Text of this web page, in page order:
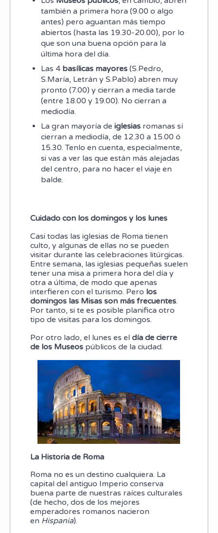
también a primera hora (9.00 o algo
antes) pero aguantan más tiempo
abiertos (hasta las 19.30-20.00), por lo
que son una buena opción para la
última hora del día.
Las 4 basílicas mayores(S.Pedro,
S.María, Letrán y S.Pablo) abren muy
pronto (7.00) y cierran a media tarde
(entre 18.00 y 19.00). No cierran a
mediodía.
La gran mayoría de iglesiasromanas sí
cierran a mediodía, de 12.30 a 15.00 ó
15.30. Tenlo en cuenta, especialmente,
si vas a ver las que están más alejadas
del centro, para no hacer el viaje en
balde.
Cuidado con los domingos y los lunes
Casi todas las iglesias de Roma tienen
culto, y algunas de ellas no se pueden
visitar durante las celebraciones litúrgicas.
Entre semana, las iglesias pequeñas suelen
tener una misa a primera hora del día y
otra a última, de modo que apenas
interfieren con el turismo. Pero los
domingos las Misas son más frecuentes.
Por tanto, si te es posible planifica otro
tipo de visitas para los domingos.
Por otro lado, el lunes es el día de cierre
de los Museospúblicos de la ciudad.
La Historia de Roma
Roma no es un destino cualquiera. La
capital del antiguo Imperio conserva
buena parte de nuestras raíces culturales
(de hecho, dos de los mejores
emperadores romanos nacieron
en Hispania).